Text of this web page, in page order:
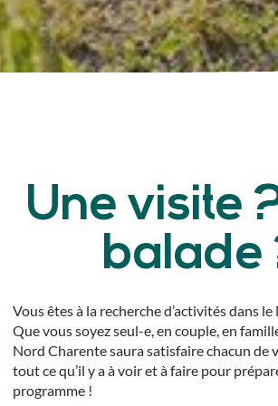
Une visite
balade
Vous êtes à la recherche d’activités dans
Que vous soyez seul-e, en couple, en
Nord Charente saura satisfaire chacun de
tout ce qu’il y a à voir et à faire pour
programme !